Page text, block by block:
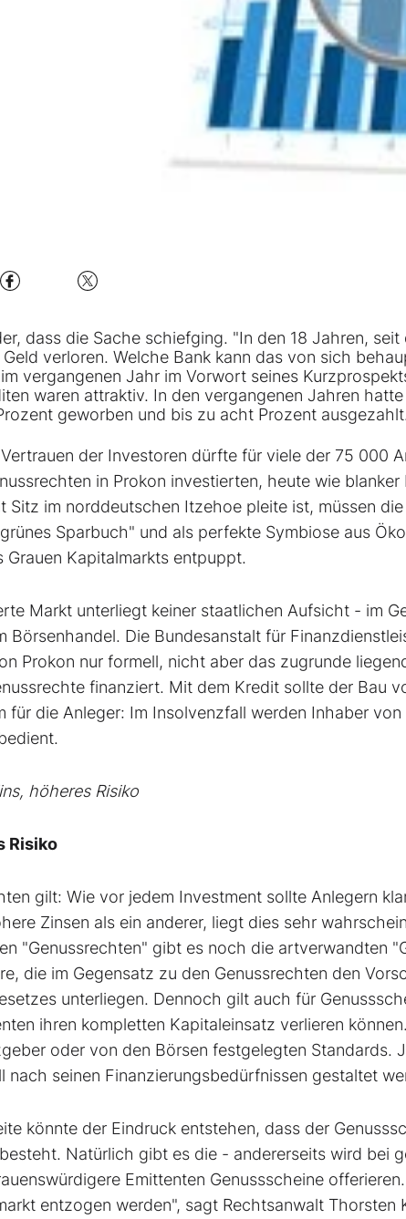
dass die Sache schiefging. "In den 18 Jahren,
verloren. Welche Bank kann das von sich
vergangenen Jahr im Vorwort seines
waren attraktiv. In den vergangenen Jahren
geworben und bis zu acht Prozent
der Investoren dürfte für viele der 75 000
in Prokon investierten, heute wie
Sitz im norddeutschen Itzehoe pleite ist, müssen
Sparbuch" und als perfekte Symbiose aus
Grauen Kapitalmarkts entpuppt.
Markt unterliegt keiner staatlichen Aufsicht - im
Börsenhandel. Die Bundesanstalt für
Prokon nur formell, nicht aber das zugrunde
finanziert. Mit dem Kredit sollte der Bau
für die Anleger: Im Insolvenzfall werden Inhaber
höheres Risiko
Risiko
gilt: Wie vor jedem Investment sollte Anlegern
Zinsen als ein anderer, liegt dies sehr
"Genussrechten" gibt es noch die artverwandten
die im Gegensatz zu den Genussrechten den
unterliegen. Dennoch gilt auch für
ihren kompletten Kapitaleinsatz verlieren
oder von den Börsen festgelegten Standards.
nach seinen Finanzierungsbedürfnissen gestaltet
könnte der Eindruck entstehen, dass der
Natürlich gibt es die - andererseits wird bei
Emittenten Genussscheine
entzogen werden", sagt Rechtsanwalt Thorsten